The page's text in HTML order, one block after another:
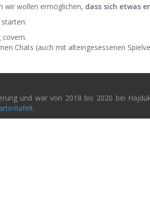
wir wollen ermöglichen, dass sich etwas
covern.
Chats (auch mit alteingesessenen
und war von 2018 bis 2020 bei
.